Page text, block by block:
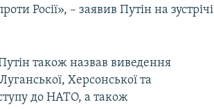
Росії», – заявив Путін на зустрічі
також назвав виведення
Херсонської та
до НАТО, а також